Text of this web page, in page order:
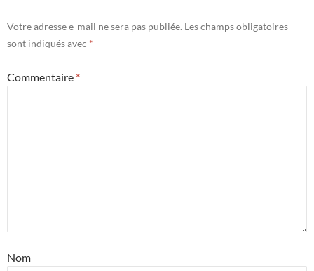
Votre adresse e-mail ne sera pas publiée. Les champs obligatoires
sont indiqués avec *
Commentaire *
Nom